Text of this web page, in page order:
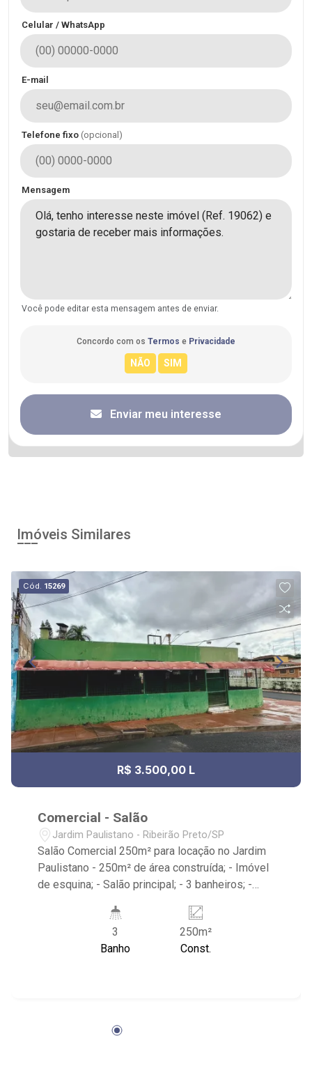
Celular / WhatsApp
E-mail
Telefone fixo (opcional)
Mensagem
Você pode editar esta mensagem antes de enviar.
Concordo com os Termos e Privacidade
Enviar meu interesse
Imóveis Similares
Cód. 15269
R$ 3.500,00 L
Comercial - Salão
Jardim Paulistano - Ribeirão Preto/SP
Salão Comercial 250m² para locação no Jardim
Paulistano - 250m² de área construída; - Imóvel
de esquina; - Salão principal; - 3 banheiros; -
Próximo ao Assaí Atacadista, Senac Ribeirão
Preto e Bosque Zoológico Municipal Fábio
3
Banho
250m²
Const.